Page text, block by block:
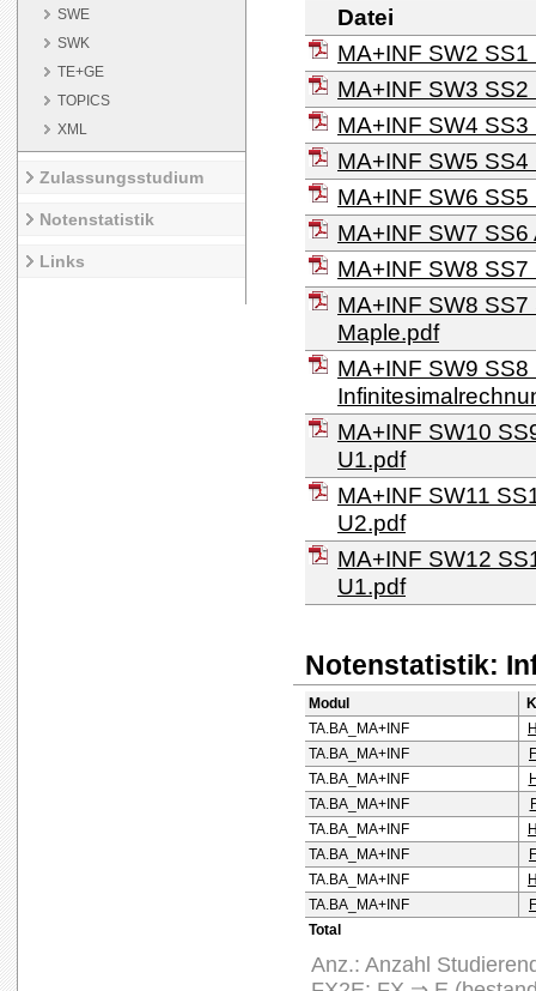
SWE
SWK
TE+GE
TOPICS
XML
Zulassungsstudium
Notenstatistik
Links
Datei
MA+INF SW2
MA+INF SW3
MA+INF SW4
MA+INF SW5
MA+INF SW6
MA+INF SW7
MA+INF SW8
MA+INF SW8
Maple.pdf
MA+INF SW9 SS8
MA+INF SW10
U1.pdf
MA+INF SW11
U2.pdf
MA+INF SW12
U1.pdf
Notenstatistik:
Modul
TA.BA_MA+INF
TA.BA_MA+INF
TA.BA_MA+INF
TA.BA_MA+INF
TA.BA_MA+INF
TA.BA_MA+INF
TA.BA_MA+INF
TA.BA_MA+INF
Total
Anz.: Anzahl